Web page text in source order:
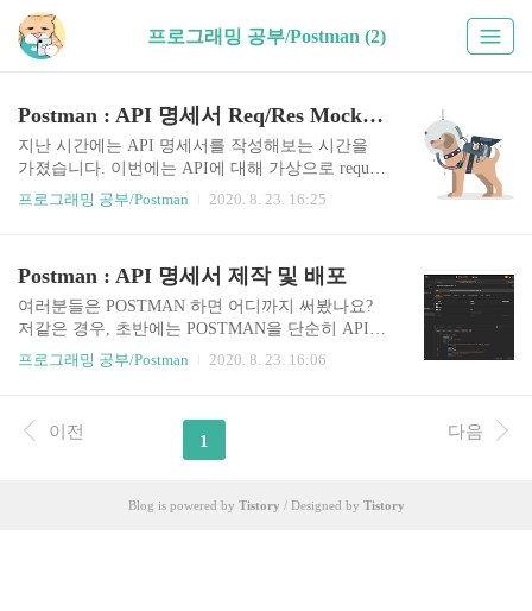
프로그래밍 공부/Postman (2)
Postman : API 명세서 Req/Res Mocking
지난 시간에는 API 명세서를 작성해보는 시간을
가졌습니다. 이번에는 API에 대해 가상으로 reques
t/response를 만드는 Mocking 작업을 해보겠습니다.
어간 후, Examples 를 클릭합니다. 그리고 Add Exa
mple 버튼을 클릭합니다. Tip 일단 Send 버튼을 눌
러서 요청에 따른 결과를 받아낸 후, Mocking 생성
페이지로 이동 시, 응답결과에 대해 자동으로 작성
됩니다. 2. 새 Mocking 작업을 입력하는 페이지입
se를 작..
프로그래밍 공부/Postman 2020. 8. 23. 16:25
Postman : API 명세서 제작 및 배포
여러분들은 POSTMAN 하면 어디까지 써봤나요?
저같은 경우, 초반에는 POSTMAN을 단순히 API
서버에 통신테스트를 하는 툴인줄로만 알았는데,
제공해준단걸 알았습니다. '언젠가는 이 글을 써야
지' 를 품고 있었다가, 요새 바쁘고 적절한 상황을
찾지 못해서 글을 못써왔었는데, 이번에 마침 개인
가지고 겸사겸사 POSTMAN 활용법에 대해 글을
프로그래밍 공부/Postman 2020. 8. 23. 16:06
1
이전 다음
Blog is powered by Tistory / Designed by Tistory